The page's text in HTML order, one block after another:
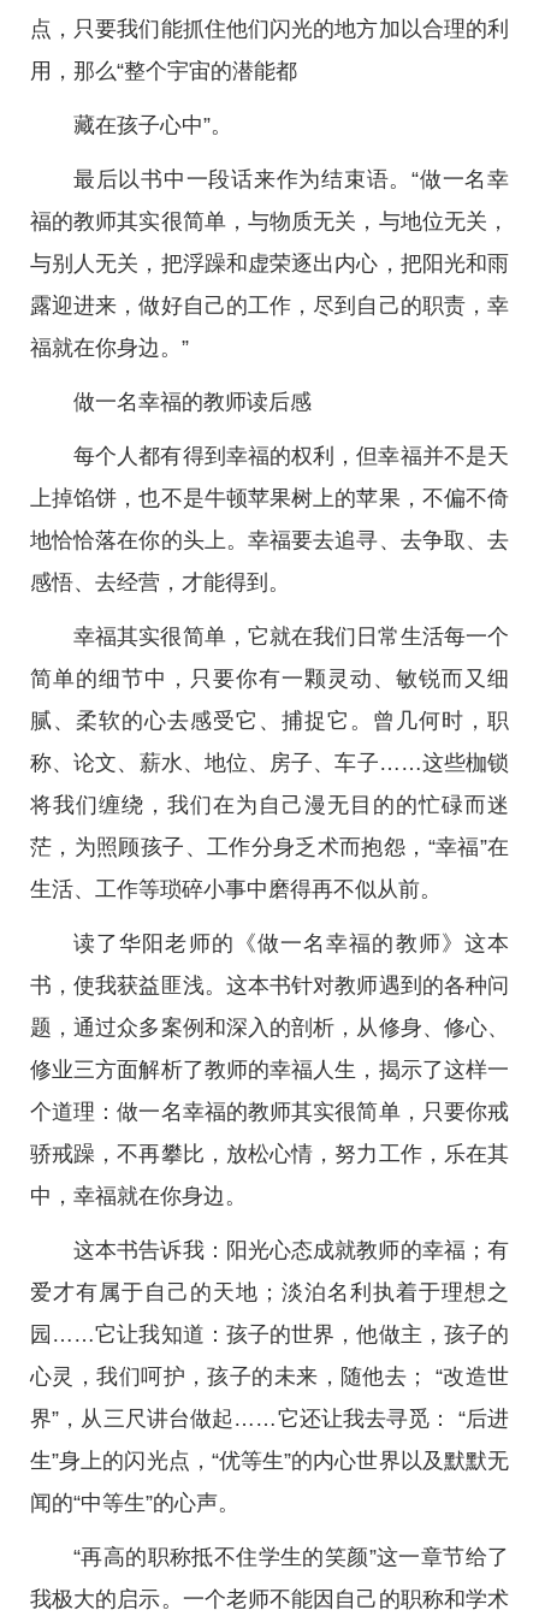
点，只要我们能抓住他们闪光的地方加以合理的利
用，那么“整个宇宙的潜能都
藏在孩子心中”。
最后以书中一段话来作为结束语。“做一名幸
福的教师其实很简单，与物质无关，与地位无关，
与别人无关，把浮躁和虚荣逐出内心，把阳光和雨
露迎进来，做好自己的工作，尽到自己的职责，幸
福就在你身边。”
做一名幸福的教师读后感
每个人都有得到幸福的权利，但幸福并不是天
上掉馅饼，也不是牛顿苹果树上的苹果，不偏不倚
地恰恰落在你的头上。幸福要去追寻、去争取、去
感悟、去经营，才能得到。
幸福其实很简单，它就在我们日常生活每一个
简单的细节中，只要你有一颗灵动、敏锐而又细
腻、柔软的心去感受它、捕捉它。曾几何时，职
称、论文、薪水、地位、房子、车子……这些枷锁
将我们缠绕，我们在为自己漫无目的的忙碌而迷
茫，为照顾孩子、工作分身乏术而抱怨，“幸福”在
生活、工作等琐碎小事中磨得再不似从前。
读了华阳老师的《做一名幸福的教师》这本
书，使我获益匪浅。这本书针对教师遇到的各种问
题，通过众多案例和深入的剖析，从修身、修心、
修业三方面解析了教师的幸福人生，揭示了这样一
个道理：做一名幸福的教师其实很简单，只要你戒
骄戒躁，不再攀比，放松心情，努力工作，乐在其
中，幸福就在你身边。
这本书告诉我：阳光心态成就教师的幸福；有
爱才有属于自己的天地；淡泊名利执着于理想之
园……它让我知道：孩子的世界，他做主，孩子的
心灵，我们呵护，孩子的未来，随他去； “改造世
界”，从三尺讲台做起……它还让我去寻觅： “后进
生”身上的闪光点，“优等生”的内心世界以及默默无
闻的“中等生”的心声。
“再高的职称抵不住学生的笑颜”这一章节给了
我极大的启示。一个老师不能因自己的职称和学术